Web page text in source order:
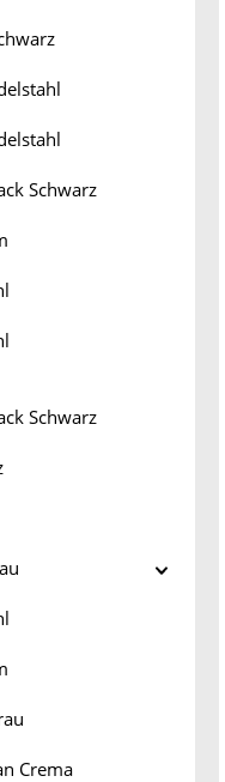
Schwarz
Schwarz
Crema